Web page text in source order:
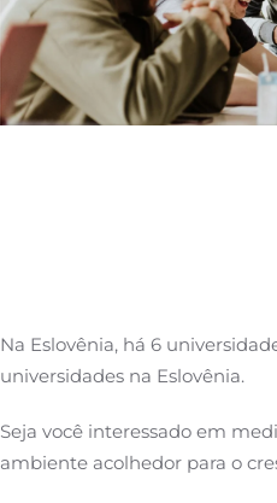
Na Eslovênia, há 6
universidades na Eslovênia.
Seja você interessado em
ambiente acolhedor para o